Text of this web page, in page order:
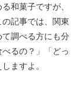
和菓子ですが、
記事では、関東
調べる方にも分
るの？」「どっ
ますよ。